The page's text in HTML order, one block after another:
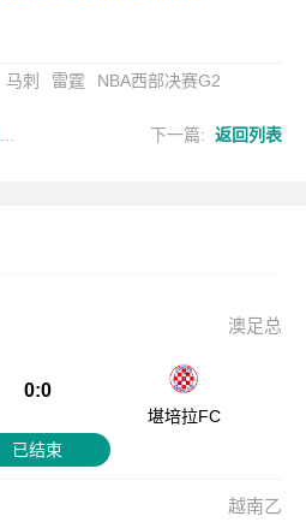
马刺 雷霆 NBA西部决赛G2
下一篇: 返回列表
澳足总
0:0
堪培拉FC
已结束
越南乙